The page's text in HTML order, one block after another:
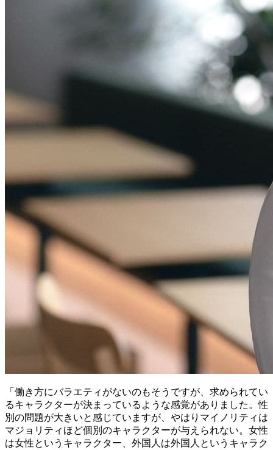
「働き方にバラエティがないのもそうですが、求められてい
るキャラクターが決まっているような感覚がありました。性
別の問題が大きいと感じていますが、やはりマイノリティは
マジョリティほど個別のキャラクターが与えられない。女性
は女性というキャラクター、外国人は外国人というキャラク